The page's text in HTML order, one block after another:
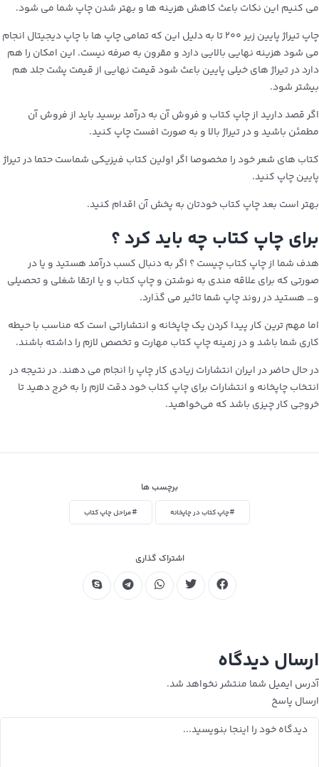
می کنیم این نکات باعث کاهش هزینه ها و بهتر شدن چاپ شما می شود.
چاپ تیراژ پایین زیر ۲۰۰ تا به دلیل این که تمامی چاپ ها با چاپ دیجیتال انجام
می شود هزینه نهایی بالایی دارد و مقرون به صرفه نیست. این امکان را هم
دارد در تیراژ های خیلی پایین باعث شود قیمت نهایی از قیمت پشت جلد هم
بیشتر شود.
اگر قصد دارید از چاپ کتاب و فروش آن به درآمد برسید باید از فروش آن
مطمئن باشید و در تیراژ بالا و به صورت افست چاپ کنید.
کتاب‌ های شعر خود را مخصوصا اگر اولین کتاب فیزیکی شماست حتما در تیراژ
پایین چاپ کنید.
بهتر است بعد چاپ کتاب خودتان به پخش آن اقدام کنید.
برای چاپ کتاب چه باید کرد ؟
هدف شما از چاپ کتاب چیست ؟ اگر به دنبال کسب درآمد هستید و یا در
صورتی که برای علاقه‌ مندی به نوشتن و چاپ کتاب و یا ارتقا شغلی و تحصیلی
و… هستید در روند چاپ شما تاثیر می‌ گذارد.
اما مهم‌ ترین کار پیدا کردن یک چاپخانه و انتشاراتی است که مناسب با حیطه
کاری شما باشد و در زمینه چاپ کتاب مهارت و تخصص لازم را داشته باشند.
در حال حاضر در ایران انتشارات زیادی کار چاپ را انجام می‌ دهند. در نتیجه در
انتخاب چاپخانه و انتشارات برای چاپ کتاب خود دقت لازم را به خرج دهید تا
خروجی کار چیزی باشد که می‌خواهید.
برچسب ها
#چاپ کتاب در چاپخانه #مراحل چاپ کتاب
اشتراک گذاری
ارسال دیدگاه
آدرس ایمیل شما منتشر نخواهد شد.
ارسال پاسخ